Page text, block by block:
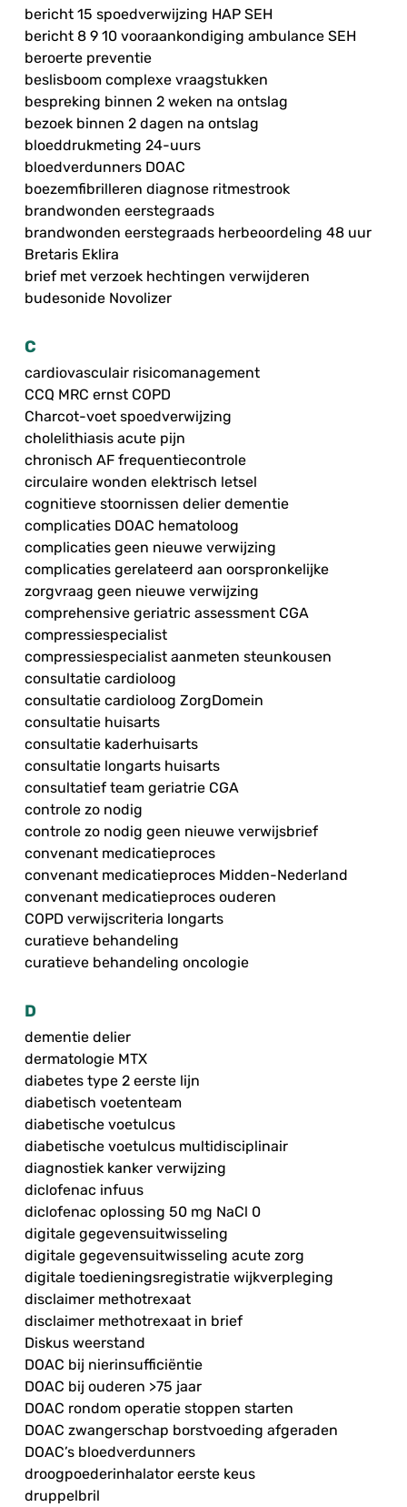
bericht 15 spoedverwijzing HAP SEH
bericht 8 9 10 vooraankondiging ambulance SEH
beroerte preventie
beslisboom complexe vraagstukken
bespreking binnen 2 weken na ontslag
bezoek binnen 2 dagen na ontslag
bloeddrukmeting 24-uurs
bloedverdunners DOAC
boezemfibrilleren diagnose ritmestrook
brandwonden eerstegraads
brandwonden eerstegraads herbeoordeling 48 uur
Bretaris Eklira
brief met verzoek hechtingen verwijderen
budesonide Novolizer
C
cardiovasculair risicomanagement
CCQ MRC ernst COPD
Charcot-voet spoedverwijzing
cholelithiasis acute pijn
chronisch AF frequentiecontrole
circulaire wonden elektrisch letsel
cognitieve stoornissen delier dementie
complicaties DOAC hematoloog
complicaties geen nieuwe verwijzing
complicaties gerelateerd aan oorspronkelijke
zorgvraag geen nieuwe verwijzing
comprehensive geriatric assessment CGA
compressiespecialist
compressiespecialist aanmeten steunkousen
consultatie cardioloog
consultatie cardioloog ZorgDomein
consultatie huisarts
consultatie kaderhuisarts
consultatie longarts huisarts
consultatief team geriatrie CGA
controle zo nodig
controle zo nodig geen nieuwe verwijsbrief
convenant medicatieproces
convenant medicatieproces Midden-Nederland
convenant medicatieproces ouderen
COPD verwijscriteria longarts
curatieve behandeling
curatieve behandeling oncologie
D
dementie delier
dermatologie MTX
diabetes type 2 eerste lijn
diabetisch voetenteam
diabetische voetulcus
diabetische voetulcus multidisciplinair
diagnostiek kanker verwijzing
diclofenac infuus
diclofenac oplossing 50 mg NaCl 0
digitale gegevensuitwisseling
digitale gegevensuitwisseling acute zorg
digitale toedieningsregistratie wijkverpleging
disclaimer methotrexaat
disclaimer methotrexaat in brief
Diskus weerstand
DOAC bij nierinsufficiëntie
DOAC bij ouderen >75 jaar
DOAC rondom operatie stoppen starten
DOAC zwangerschap borstvoeding afgeraden
DOAC’s bloedverdunners
droogpoederinhalator eerste keus
druppelbril